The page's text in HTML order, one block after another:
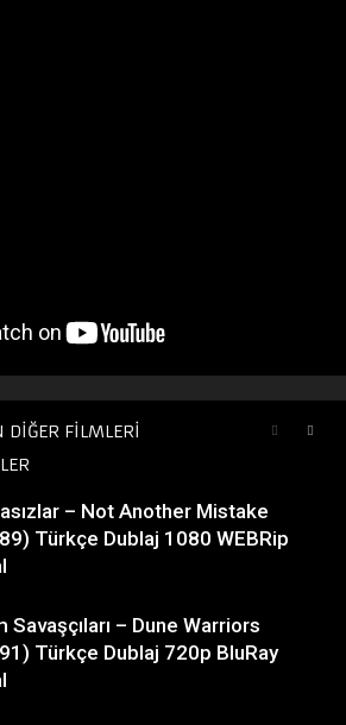
DİĞER FİLMLERİ
– Not Another Mistake
Türkçe Dublaj 1080 WEBRip
Savaşçıları – Dune Warriors
Türkçe Dublaj 720p BluRay